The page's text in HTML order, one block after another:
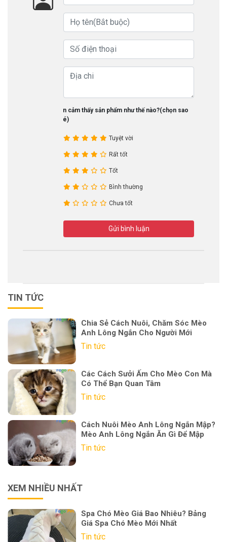
Bạn cảm thấy sản phẩm như thế nào?(chọn sao
nhé)
Tuyệt vời
Rất tốt
Tốt
Bình thường
Chưa tốt
Gửi bình luận
TIN TỨC
Chia Sẻ Cách Nuôi, Chăm Sóc Mèo
Anh Lông Ngắn Cho Người Mới
Tin tức
Các Cách Sưởi Ấm Cho Mèo Con Mà
Có Thể Bạn Quan Tâm
Tin tức
Cách Nuôi Mèo Anh Lông Ngắn Mập?
Mèo Anh Lông Ngắn Ăn Gì Để Mập
Tin tức
XEM NHIỀU NHẤT
Spa Chó Mèo Giá Bao Nhiêu? Bảng
Giá Spa Chó Mèo Mới Nhất
Tin tức